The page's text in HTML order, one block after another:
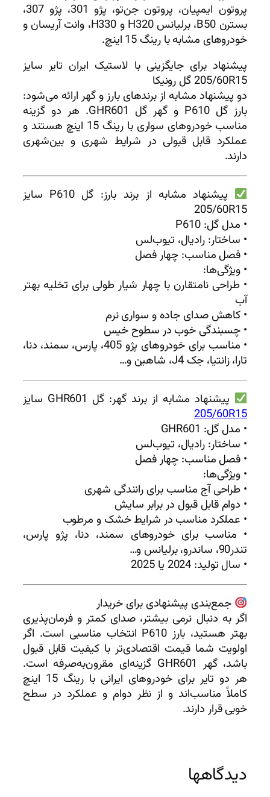
پروتون ایمپیان، پروتون جن‌تو، پژو 301، پژو 307،
بسترن B50، برلیانس H320 و H330، وانت آریسان و
خودروهای مشابه با رینگ 15 اینچ.
پیشنهاد برای جایگزینی با لاستیک ایران تایر سایز
205/60R15 گل رونیکا
دو پیشنهاد مشابه از برندهای بارز و گهر ارائه می‌شود:
بارز گل P610 و گهر گل GHR601. هر دو گزینه
مناسب خودروهای سواری با رینگ 15 اینچ هستند و
عملکرد قابل قبولی در شرایط شهری و بین‌شهری
دارند.
پیشنهاد مشابه از برند بارز: گل P610 سایز
205/60R15
• مدل گل: P610
• ساختار: رادیال، تیوب‌لس
• فصل مناسب: چهار فصل
• ویژگی‌ها:
• طراحی نامتقارن با چهار شیار طولی برای تخلیه بهتر
آب
• کاهش صدای جاده و سواری نرم
• چسبندگی خوب در سطوح خیس
• مناسب برای خودروهای پژو 405، پارس، سمند، دنا،
تارا، زانتیا، جک J4، شاهین و…
پیشنهاد مشابه از برند گهر: گل GHR601 سایز
205/60R15
• مدل گل: GHR601
• ساختار: رادیال، تیوب‌لس
• فصل مناسب: چهار فصل
• ویژگی‌ها:
• طراحی آج مناسب برای رانندگی شهری
• دوام قابل قبول در برابر سایش
• عملکرد مناسب در شرایط خشک و مرطوب
• مناسب برای خودروهای سمند، دنا، پژو پارس،
تندر90، ساندرو، برلیانس و…
• سال تولید: 2024 یا 2025
جمع‌بندی پیشنهادی برای خریدار
اگر به دنبال نرمی بیشتر، صدای کمتر و فرمان‌پذیری
بهتر هستید، بارز P610 انتخاب مناسبی است. اگر
اولویت شما قیمت اقتصادی‌تر با کیفیت قابل قبول
باشد، گهر GHR601 گزینه‌ای مقرون‌به‌صرفه است.
هر دو تایر برای خودروهای ایرانی با رینگ 15 اینچ
کاملاً مناسب‌اند و از نظر دوام و عملکرد در سطح
خوبی قرار دارند.
دیدگاهها